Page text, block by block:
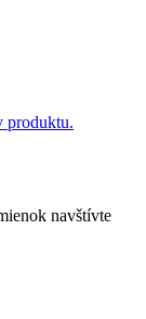
produktu.
navštívte